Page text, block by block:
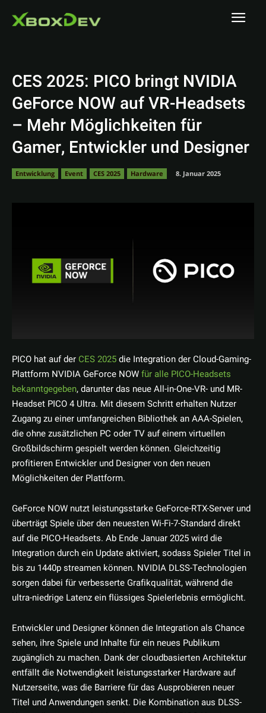
CES 2025: PICO bringt NVIDIA
GeForce NOW auf VR-Headsets
– Mehr Möglichkeiten für
Gamer, Entwickler und Designer
Entwicklung Event CES 2025 Hardware 8. Januar 2025
PICO hat auf der CES 2025die Integration der Cloud-Gaming-
Plattform NVIDIA GeForce NOWfür alle PICO-Headsets
bekanntgegeben, darunter das neue All-in-One-VR- und MR-
Headset PICO 4 Ultra. Mit diesem Schritt erhalten Nutzer
Zugang zu einer umfangreichen Bibliothek an AAA-Spielen,
die ohne zusätzlichen PC oder TV auf einem virtuellen
Großbildschirm gespielt werden können. Gleichzeitig
profitieren Entwickler und Designer von den neuen
Möglichkeiten der Plattform.
GeForce NOW nutzt leistungsstarke GeForce-RTX-Server und
überträgt Spiele über den neuesten Wi-Fi-7-Standard direkt
auf die PICO-Headsets. Ab Ende Januar 2025 wird die
Integration durch ein Update aktiviert, sodass Spieler Titel in
bis zu 1440p streamen können. NVIDIA DLSS-Technologien
sorgen dabei für verbesserte Grafikqualität, während die
ultra-niedrige Latenz ein flüssiges Spielerlebnis ermöglicht.
Entwickler und Designer können die Integration als Chance
sehen, ihre Spiele und Inhalte für ein neues Publikum
zugänglich zu machen. Dank der cloudbasierten Architektur
entfällt die Notwendigkeit leistungsstarker Hardware auf
Nutzerseite, was die Barriere für das Ausprobieren neuer
Titel und Anwendungen senkt. Die Kombination aus DLSS-